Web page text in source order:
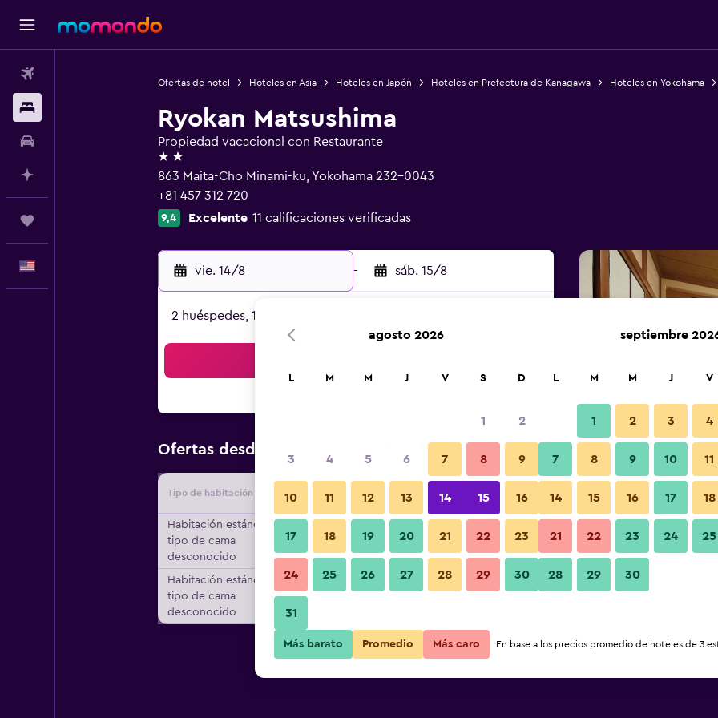
Ofertas de hotel Hoteles en Asia Hoteles en Japón Hoteles en Prefectura de Kanagawa Hoteles en Yokohama
Ryokan Matsushima
Propiedad vacacional con Restaurante
2 estrellas
863 Maita-Cho Minami-ku, Yokohama 232-0043
+81 457 312 720
9,4 Excelente 11 calificaciones verificadas
vie. 14/8 - sáb. 15/8
2 huéspedes, 1 habitación
Ofertas desde Oferta más barata de precio por noche
Tipo de habitación Proveedor Total noche
Habitación estándar,
tipo de cama
desconocido
$94 Ver oferta
Habitación estándar,
tipo de cama
desconocido
Comedor
Fotos
agosto 2026
L M M J V S D
1 2
3 4 5 6 7 8 9
10 11 12 13 14 15 16
17 18 19 20 21 22 23
24 25 26 27 28 29 30
31
septiembre
L M M J V
1 2 3 4
7 8 9 10 11
14 15 16 17 18
21 22 23 24 25
28 29 30
Más barato Promedio Más caro En base a los precios promedio de hoteles de 3